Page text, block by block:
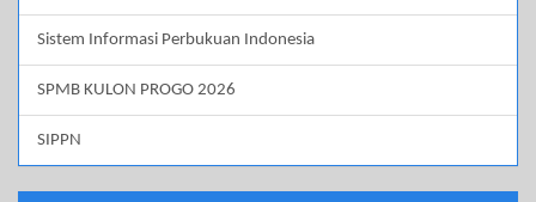
Sistem Informasi Perbukuan Indonesia
SPMB KULON PROGO 2026
SIPPN